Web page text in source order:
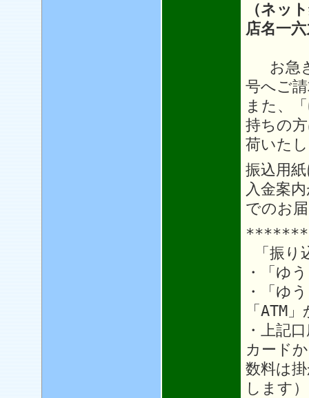
（ネッ
店名一
お急ぎ
号へご
また、
持ちの
荷いた
振込用
入金案
でのお
「振り
・「ゆ
・「ゆ
「ATM
・上記
カード
数料は
します）